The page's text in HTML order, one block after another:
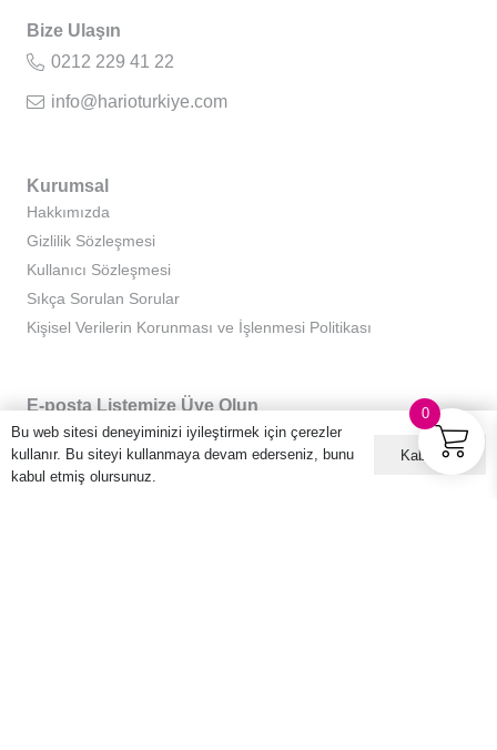
Bize Ulaşın
0212 229 41 22
info@harioturkiye.com
Kurumsal
Hakkımızda
Gizlilik Sözleşmesi
Kullanıcı Sözleşmesi
Sıkça Sorulan Sorular
Kişisel Verilerin Korunması ve İşlenmesi Politikası
E-posta Listemize Üye Olun
0
Bu web sitesi deneyiminizi iyileştirmek için çerezler
kullanır. Bu siteyi kullanmaya devam ederseniz, bunu
kabul etmiş olursunuz.
Kabul ET